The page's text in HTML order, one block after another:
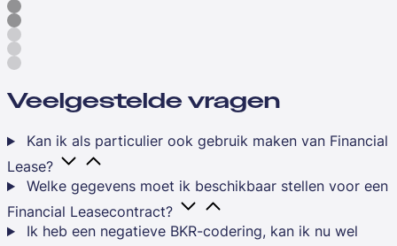
Veelgestelde vragen
Kan ik als particulier ook gebruik maken van Financial
Lease?
Welke gegevens moet ik beschikbaar stellen voor een
Financial Leasecontract?
Ik heb een negatieve BKR-codering, kan ik nu wel